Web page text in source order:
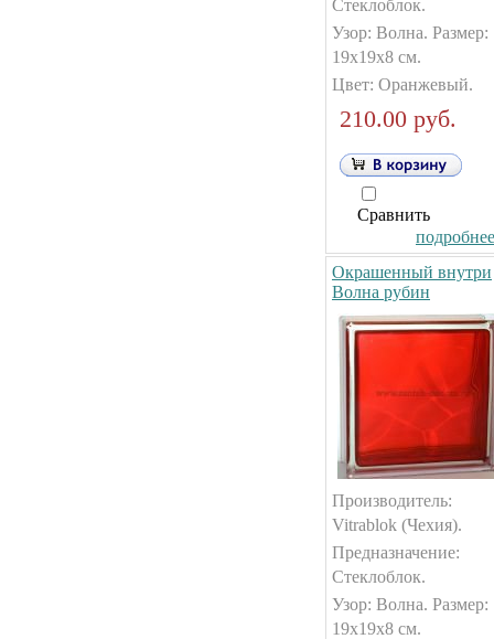
Стеклоблок.
Узор: Волна. Размер:
19х19х8 см.
Цвет: Оранжевый.
210.00 руб.
Сравнить
Окрашенный внутри
Волна рубин
Производитель:
Vitrablok (Чехия).
Предназначение:
Стеклоблок.
Узор: Волна. Размер:
19х19х8 см.